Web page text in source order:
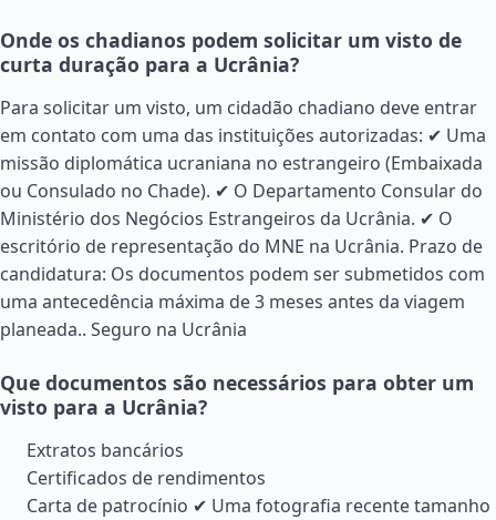
Onde os chadianos podem solicitar um visto de
curta duração para a Ucrânia?
Para solicitar um visto, um cidadão chadiano deve entrar
em contato com uma das instituições autorizadas: ✔ Uma
missão diplomática ucraniana no estrangeiro (Embaixada
ou Consulado no Chade). ✔ O Departamento Consular do
Ministério dos Negócios Estrangeiros da Ucrânia. ✔ O
escritório de representação do MNE na Ucrânia. Prazo de
candidatura: Os documentos podem ser submetidos com
uma antecedência máxima de 3 meses antes da viagem
planeada.. Seguro na Ucrânia
Que documentos são necessários para obter um
visto para a Ucrânia?
Extratos bancários
Certificados de rendimentos
Carta de patrocínio ✔ Uma fotografia recente tamanho